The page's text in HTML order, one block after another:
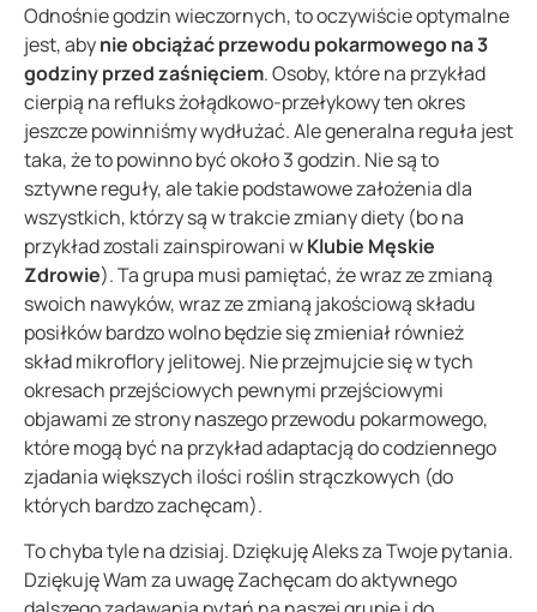
Odnośnie godzin wieczornych, to oczywiście optymalne
jest, abynie obciążać przewodu pokarmowego na 3
godziny przed zaśnięciem. Osoby, które na przykład
cierpią na refluks żołądkowo-przełykowy ten okres
jeszcze powinniśmy wydłużać. Ale generalna reguła jest
taka, że to powinno być około 3 godzin. Nie są to
sztywne reguły, ale takie podstawowe założenia dla
wszystkich, którzy są w trakcie zmiany diety (bo na
przykład zostali zainspirowani wKlubie Męskie
Zdrowie). Ta grupa musi pamiętać, że wraz ze zmianą
swoich nawyków, wraz ze zmianą jakościową składu
posiłków bardzo wolno będzie się zmieniał również
skład mikroflory jelitowej. Nie przejmujcie się w tych
okresach przejściowych pewnymi przejściowymi
objawami ze strony naszego przewodu pokarmowego,
które mogą być na przykład adaptacją do codziennego
zjadania większych ilości roślin strączkowych (do
których bardzo zachęcam).
To chyba tyle na dzisiaj. Dziękuję Aleks za Twoje pytania.
Dziękuję Wam za uwagę Zachęcam do aktywnego